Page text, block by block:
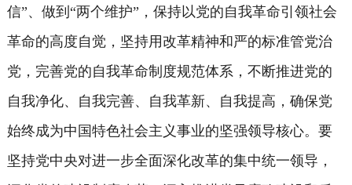
信”、做到“两个维护”，保持以党的自我革命引领社会
革命的高度自觉，坚持用改革精神和严的标准管党治
党，完善党的自我革命制度规范体系，不断推进党的
自我净化、自我完善、自我革新、自我提高，确保党
始终成为中国特色社会主义事业的坚强领导核心。要
坚持党中央对进一步全面深化改革的集中统一领导，